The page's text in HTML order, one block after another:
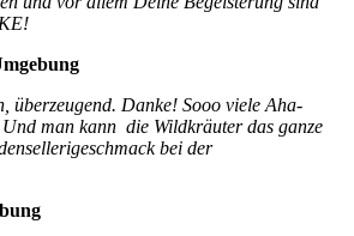
überzeugend. Danke! Sooo viele Aha-
man kann die Wildkräuter das ganze
bei der